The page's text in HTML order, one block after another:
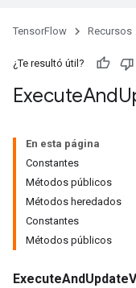
TensorFlow Recursos
¿Te resultó útil?
ExecuteAnd
En esta página
Constantes
Métodos públicos
Métodos heredados
Constantes
Métodos públicos